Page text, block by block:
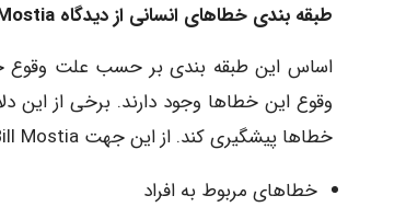
طبقه بندی خطاهای انسانی از دیدگاه Bill Mostia
اساس این طبقه بندی بر حسب علت وقوع
وقوع این خطاها وجود دارند. برخی از این
خطاها پیشگیری کند. از این جهت Bill Mostia خطاها را به سه دسته تقسیم بندی کرده است :
خطاهای مربوط به افراد